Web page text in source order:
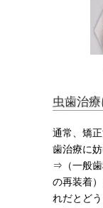
虫歯治
通常、矯
歯治療に
⇒（一般
の再装着
れだとど